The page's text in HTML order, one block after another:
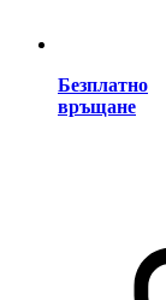
Безплатно
връщане